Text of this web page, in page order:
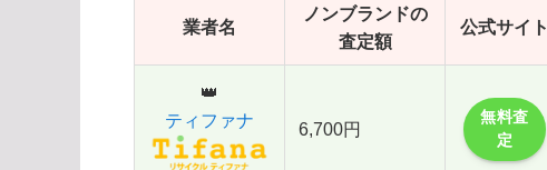
業者名
ノンブランドの
査定額
公式サイト
👑
ティファナ
6,700円
無料査
定